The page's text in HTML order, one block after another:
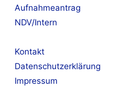
Aufnahmeantrag
NDV/Intern
Kontakt
Datenschutzerklärung
Impressum